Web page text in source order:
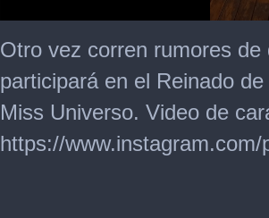
seconds
of
seconds
Otro vez corren rumores
participará en el Reinado
Miss Universo. Video de
https://